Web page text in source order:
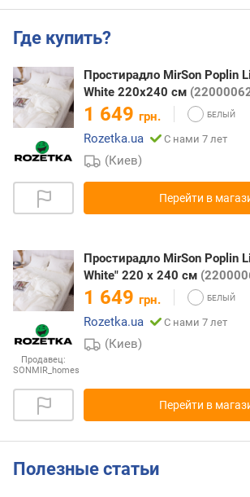
Где купить?
Простирадло MirSon Poplin
White 220х240 см
1 649 грн.
Rozetka.ua
С нами 7 лет
(Киев)
Перейти в
Продавец:
SONMIR_homes
Простирадло MirSon Poplin
White" 220 х 240 см
1 649 грн.
Rozetka.ua
С нами 7 лет
(Киев)
Перейти в
Полезные статьи